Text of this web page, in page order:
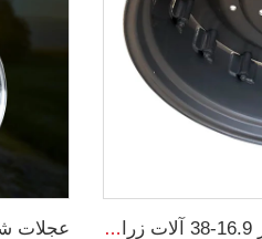
طرف زراعي لجرار W15x38 إطار 16.9-38 آلات زراعية